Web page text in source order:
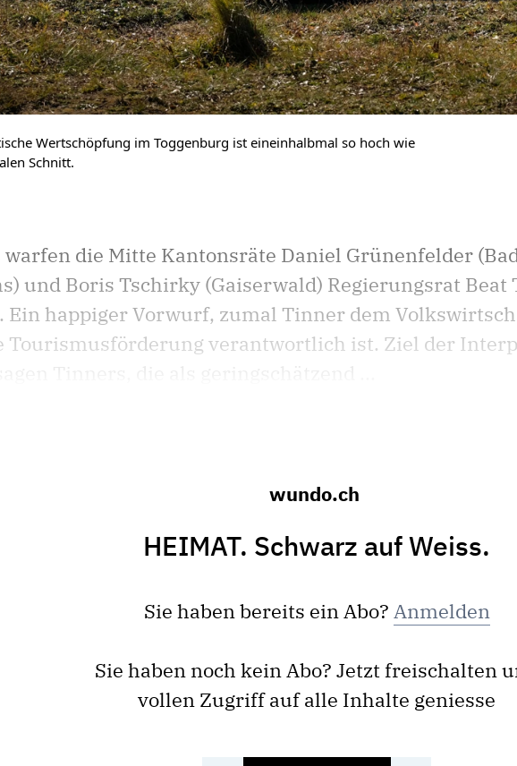
Wertschöpfung im Toggenburg ist eineinhalbmal so hoch wie
Schnitt.
die Mitte Kantonsräte Daniel Grünenfelder
und Boris Tschirky (Gaiserwald) Regierungsrat
Ein happiger Vorwurf, zumal Tinner dem
Tourismusförderung verantwortlich ist. Ziel der
wundo.ch
HEIMAT. Schwarz auf Weiss.
Sie haben bereits ein Abo? Anmelden
Sie haben noch kein Abo? Jetzt freischalten
vollen Zugriff auf alle Inhalte geniesse